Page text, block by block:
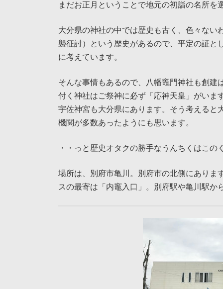
まだお正月ということで地元の初詣の名所を
大分県の神社の中では歴史も古く、色々ない
襲征討）という歴史があるので、平定の証と
に考えています。
そんな事情もあるので、八幡竈門神社も創建
付く神社はご祭神に必ず「応神天皇」がいま
宇佐神宮も大分県にあります。そう考えると
機関が多数あったようにも思います。
・・っと歴史オタクの勝手なうんちくはこ
場所は、別府市亀川。別府市の北側にありま
スの最寄は「内竈入口」。別府駅や亀川駅